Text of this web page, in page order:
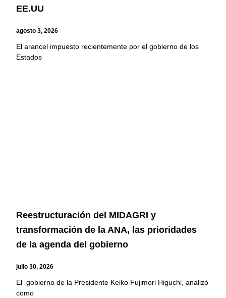
EE.UU
agosto 3, 2026
El arancel impuesto recientemente por el gobierno de los
Estados
Reestructuración del MIDAGRI y
transformación de la ANA, las prioridades
de la agenda del gobierno
julio 30, 2026
El gobierno de la Presidente Keiko Fujimori Higuchi, analizó
como